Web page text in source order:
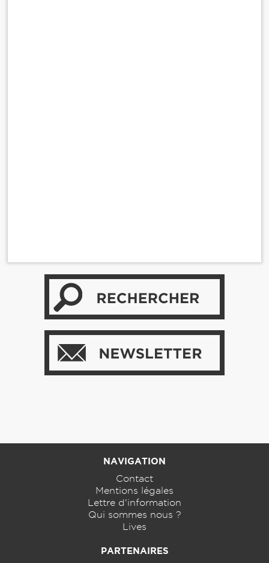
NAVIGATION
Contact
Mentions légales
Lettre d'information
Qui sommes nous ?
Lives
PARTENAIRES